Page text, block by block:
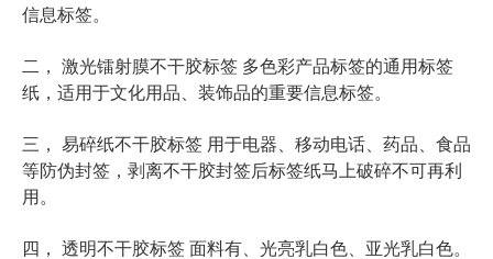
信息标签。
二， 激光镭射膜不干胶标签 多色彩产品标签的通用标签
纸，适用于文化用品、装饰品的重要信息标签。
三， 易碎纸不干胶标签 用于电器、移动电话、药品、食品
等防伪封签，剥离不干胶封签后标签纸马上破碎不可再利
用。
四， 透明不干胶标签 面料有、光亮乳白色、亚光乳白色。